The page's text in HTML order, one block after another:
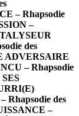
– Rhapsodie
–
des
ADVERSAIRE
– Rhapsodie
des
–